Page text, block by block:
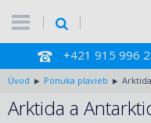
+421 915 996
Úvod Ponuka plavieb
Arktida a